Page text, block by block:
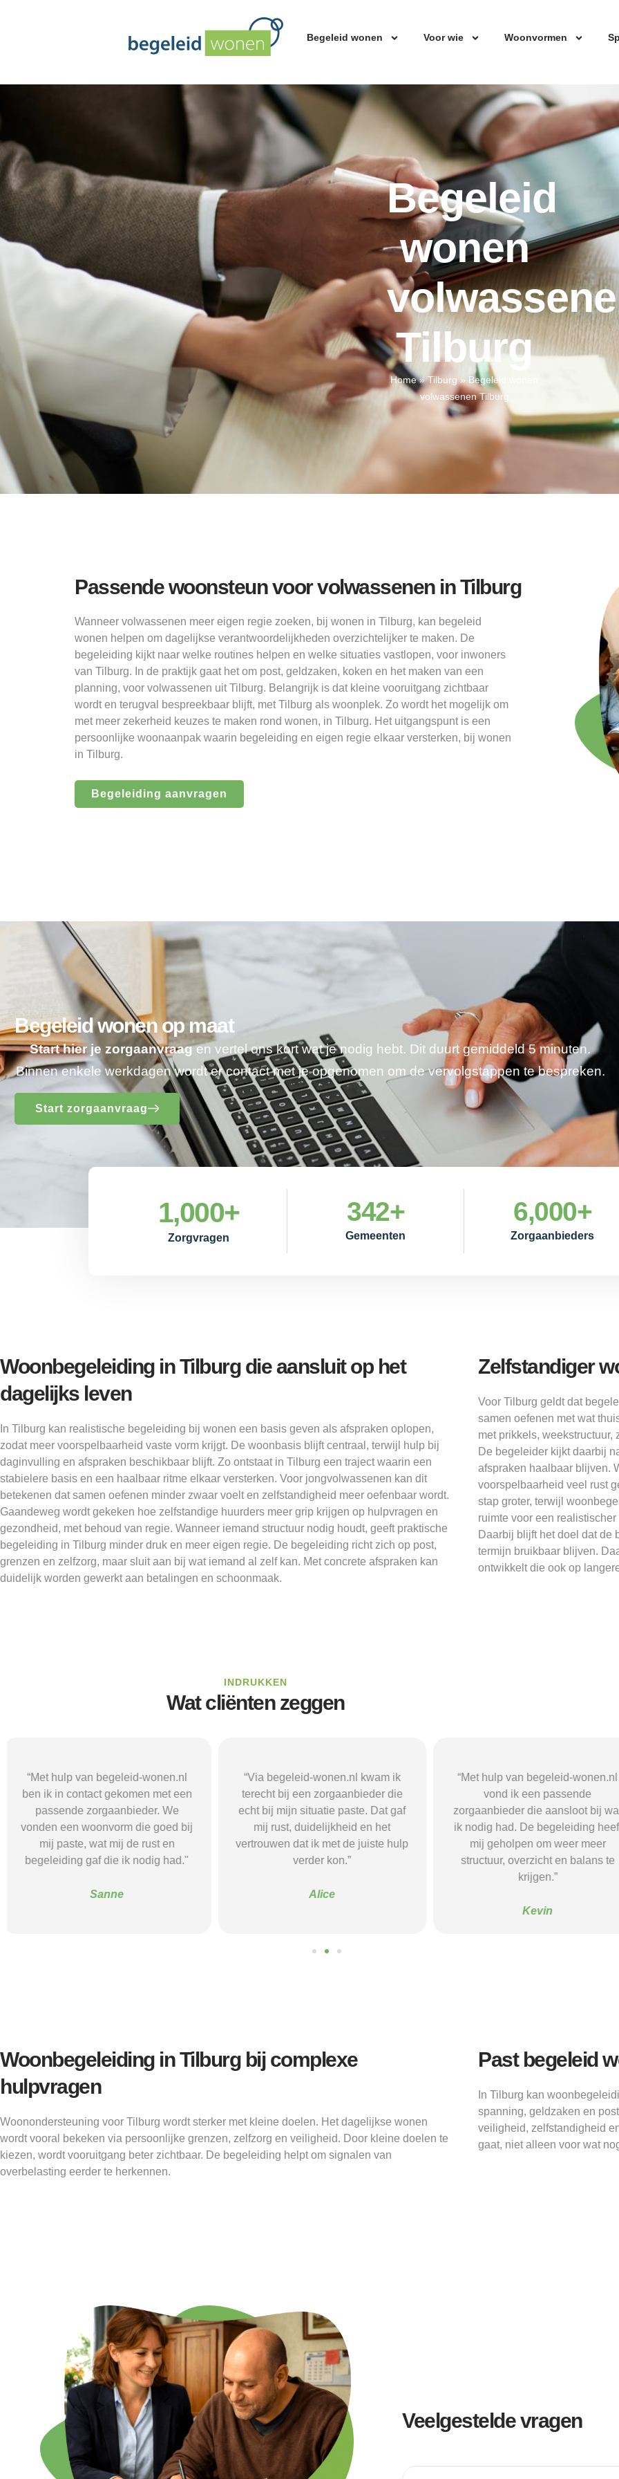
Begeleid wonen Voor wie Woonvormen
Begeleid
wonen
Tilburg
Home»Tilburg» Begeleid wonen
volwassenen Tilburg
Passende woonsteun voor volwassenen in Tilburg
Wanneer volwassenen meer eigen regie zoeken, bij wonen in Tilburg, kan begeleid
wonen helpen om dagelijkse verantwoordelijkheden overzichtelijker te maken. De
begeleiding kijkt naar welke routines helpen en welke situaties vastlopen, voor inwoners
van Tilburg. In de praktijk gaat het om post, geldzaken, koken en het maken van een
planning, voor volwassenen uit Tilburg. Belangrijk is dat kleine vooruitgang zichtbaar
wordt en terugval bespreekbaar blijft, met Tilburg als woonplek. Zo wordt het mogelijk om
met meer zekerheid keuzes te maken rond wonen, in Tilburg. Het uitgangspunt is een
persoonlijke woonaanpak waarin begeleiding en eigen regie elkaar versterken, bij wonen
in Tilburg.
Begeleiding aanvragen
Begeleid wonen op maat
Start hier je zorgaanvraagen vertel ons kort wat je nodig hebt. Dit duurt gemiddeld 5 minuten.
Binnen enkele werkdagen wordt er contact met je opgenomen om de vervolgstappen te bespreken.
Start zorgaanvraag
Zorgvragen
1,000+
Gemeenten
342+
Zorgaanbieders
6,000+
Woonbegeleiding in Tilburg die aansluit op het
dagelijks leven
In Tilburg kan realistische begeleiding bij wonen een basis geven als afspraken oplopen,
zodat meer voorspelbaarheid vaste vorm krijgt. De woonbasis blijft centraal, terwijl hulp bij
daginvulling en afspraken beschikbaar blijft. Zo ontstaat in Tilburg een traject waarin een
stabielere basis en een haalbaar ritme elkaar versterken. Voor jongvolwassenen kan dit
betekenen dat samen oefenen minder zwaar voelt en zelfstandigheid meer oefenbaar wordt.
Gaandeweg wordt gekeken hoe zelfstandige huurders meer grip krijgen op hulpvragen en
gezondheid, met behoud van regie. Wanneer iemand structuur nodig houdt, geeft praktische
begeleiding in Tilburg minder druk en meer eigen regie. De begeleiding richt zich op post,
grenzen en zelfzorg, maar sluit aan bij wat iemand al zelf kan. Met concrete afspraken kan
duidelijk worden gewerkt aan betalingen en schoonmaak.
Zelfstandiger
Voor Tilburg geldt dat
samen oefenen met wat
met prikkels, weekstructuur,
De begeleider kijkt daarbij
afspraken haalbaar blijven.
voorspelbaarheid veel rust
stap groter, terwijl
ruimte voor een
Daarbij blijft het doel dat de
termijn bruikbaar blijven.
ontwikkelt die ook op
INDRUKKEN
Wat cliënten zeggen
“Via begeleid-wonen.nl kwam ik
terecht bij een zorgaanbieder die
echt bij mijn situatie paste. Dat gaf
mij rust, duidelijkheid en het
vertrouwen dat ik met de juiste hulp
verder kon.”
Alice
“Met hulp van begeleid-wonen.nl
vond ik een passende
zorgaanbieder die aansloot bij wat
ik nodig had. De begeleiding heeft
mij geholpen om weer meer
structuur, overzicht en balans te
“Met hulp van begeleid-wonen.nl
ben ik in contact gekomen met
passende zorgaanbieder. We
vonden een woonvorm die goed
mij paste, wat mij de rust en
begeleiding gaf die ik nodig had."
Woonbegeleiding in Tilburg bij complexe
hulpvragen
Woonondersteuning voor Tilburg wordt sterker met kleine doelen. Het dagelijkse wonen
wordt vooral bekeken via persoonlijke grenzen, zelfzorg en veiligheid. Door kleine doelen te
kiezen, wordt vooruitgang beter zichtbaar. De begeleiding helpt om signalen van
overbelasting eerder te herkennen.
Past begeleid
In Tilburg kan
spanning, geldzaken en
veiligheid, zelfstandigheid
gaat, niet alleen voor wat
Veelgestelde vragen